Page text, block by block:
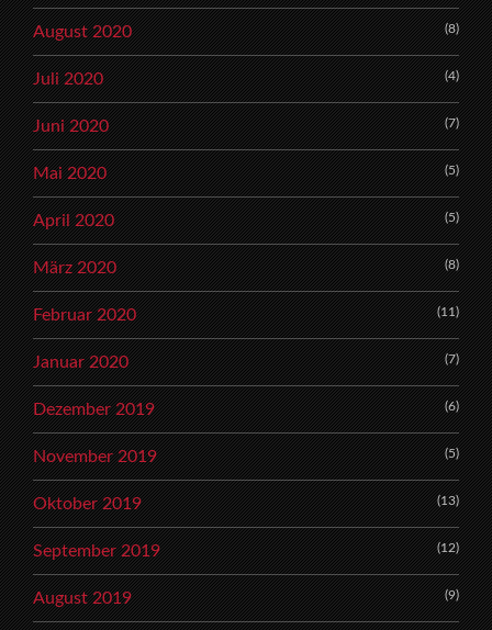
August 2020 (8)
Juli 2020 (4)
Juni 2020 (7)
Mai 2020 (5)
April 2020 (5)
März 2020 (8)
Februar 2020 (11)
Januar 2020 (7)
Dezember 2019 (6)
November 2019 (5)
Oktober 2019 (13)
September 2019 (12)
August 2019 (9)